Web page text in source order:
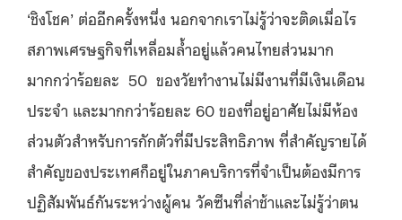
‘ชิงโชค’ ต่ออีกครั้งหนึ่ง นอกจากเราไม่รู้ว่าจะติดเมื่อไร
สภาพเศรษฐกิจที่เหลื่อมล้ำอยู่แล้วคนไทยส่วนมาก
มากกว่าร้อยละ 50 ของวัยทำงานไม่มีงานที่มีเงินเดือน
ประจำ และมากกว่าร้อยละ 60 ของที่อยู่อาศัยไม่มีห้อง
ส่วนตัวสำหรับการกักตัวที่มีประสิทธิภาพ ที่สำคัญรายได้
สำคัญของประเทศก็อยู่ในภาคบริการที่จำเป็นต้องมีการ
ปฏิสัมพันธ์กันระหว่างผู้คน วัคซีนที่ล่าช้าและไม่รู้ว่าตน